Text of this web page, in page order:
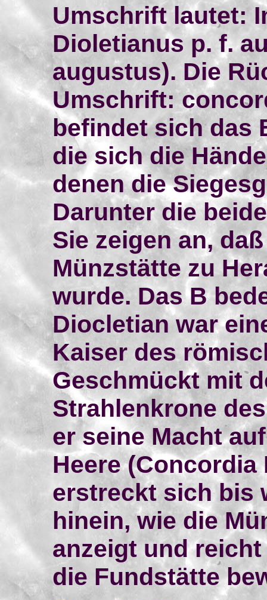
Umschrift lautet:
Dioletianus p. f.
augustus). Die
Umschrift:
befindet sich das
die sich die
denen die
Darunter die
Sie zeigen an,
Münzstätte zu
wurde. Das B
Diocletian war
Kaiser des
Geschmückt mit
Strahlenkrone
er seine Macht
Heere
erstreckt sich bis
hinein, wie die
anzeigt und
die Fundstätte